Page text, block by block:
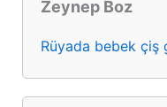
Zeynep Boz
Rüyada bebek çiş